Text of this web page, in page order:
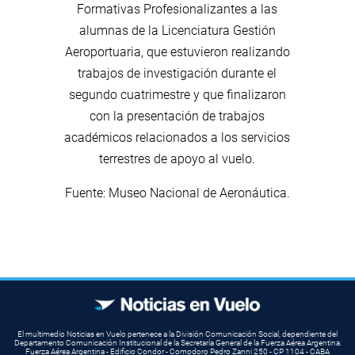
Formativas Profesionalizantes a las
alumnas de la Licenciatura Gestión
Aeroportuaria, que estuvieron realizando
trabajos de investigación durante el
segundo cuatrimestre y que finalizaron
con la presentación de trabajos
académicos relacionados a los servicios
terrestres de apoyo al vuelo.
Fuente: Museo Nacional de Aeronáutica.
El multimedio Noticias en Vuelo pertenece a la División Comunicación Social, dependiente del
Departamento Comunicación Institucional de la Secretaría General de la Fuerza Aérea Argentina.
Fuerza Aérea Argentina - Edificio Condor - Comodoro Pedro Zanni 250 - CP 1104 - CABA